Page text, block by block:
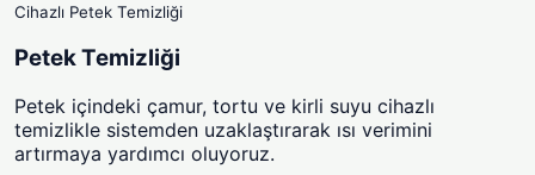
Cihazlı Petek Temizliği
Petek Temizliği
Petek içindeki çamur, tortu ve kirli suyu cihazlı
temizlikle sistemden uzaklaştırarak ısı verimini
artırmaya yardımcı oluyoruz.